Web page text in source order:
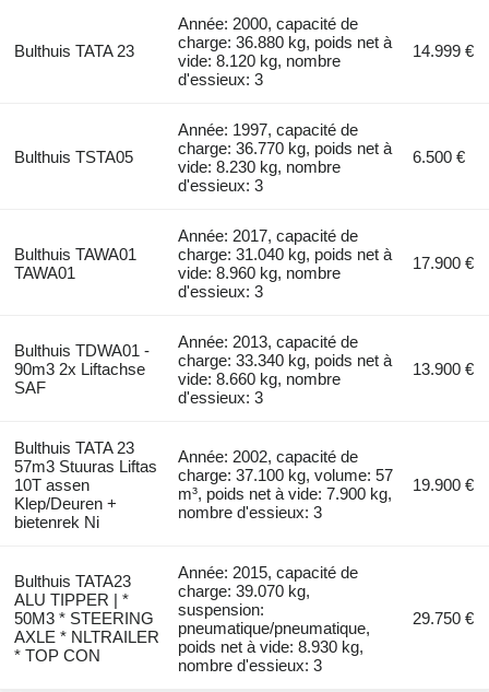
Bulthuis TATA 23
Année: 2000, capacité de
charge: 36.880 kg, poids net à
vide: 8.120 kg, nombre
d'essieux: 3
14.999 €
Bulthuis TSTA05
Année: 1997, capacité de
charge: 36.770 kg, poids net à
vide: 8.230 kg, nombre
d'essieux: 3
6.500 €
Bulthuis TAWA01
TAWA01
Année: 2017, capacité de
charge: 31.040 kg, poids net à
vide: 8.960 kg, nombre
d'essieux: 3
17.900 €
Bulthuis TDWA01 -
90m3 2x Liftachse
SAF
Année: 2013, capacité de
charge: 33.340 kg, poids net à
vide: 8.660 kg, nombre
d'essieux: 3
13.900 €
Bulthuis TATA 23
57m3 Stuuras Liftas
10T assen
Klep/Deuren +
bietenrek Ni
Année: 2002, capacité de
charge: 37.100 kg, volume: 57
m³, poids net à vide: 7.900 kg,
nombre d'essieux: 3
19.900 €
Bulthuis TATA23
ALU TIPPER | *
50M3 * STEERING
AXLE * NLTRAILER
* TOP CON
Année: 2015, capacité de
charge: 39.070 kg,
suspension:
pneumatique/pneumatique,
poids net à vide: 8.930 kg,
nombre d'essieux: 3
29.750 €